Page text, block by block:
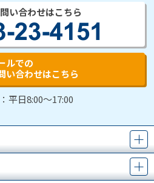
い合わせはこちら
ルでの
い合わせはこちら
平日8:00～17:00